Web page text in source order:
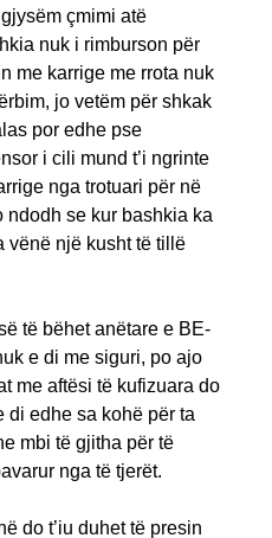
çmimi atë
nuk i rimburson për
me karrige me rrota nuk
jo vetëm për shkak
por edhe pse
i cili mund t’i ngrinte
nga trotuari për në
ndodh se kur bashkia ka
vënë një kusht të tillë
të bëhet anëtare e BE-
e di me siguri, po ajo
me aftësi të kufizuara do
di edhe sa kohë për ta
mbi të gjitha për të
nga të tjerët.
do t’iu duhet të presin